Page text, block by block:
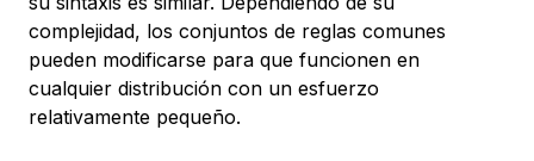
complejidad, los conjuntos de reglas comunes
pueden modificarse para que funcionen en
cualquier distribución con un esfuerzo
relativamente pequeño.